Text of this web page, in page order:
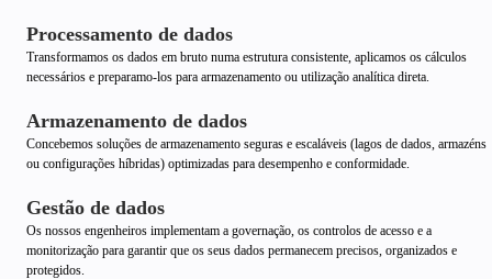
Processamento de dados
Transformamos os dados em bruto numa estrutura consistente, aplicamos os cálculos
necessários e preparamo-los para armazenamento ou utilização analítica direta.
Armazenamento de dados
Concebemos soluções de armazenamento seguras e escaláveis (lagos de dados, armazéns
ou configurações híbridas) optimizadas para desempenho e conformidade.
Gestão de dados
Os nossos engenheiros implementam a governação, os controlos de acesso e a
monitorização para garantir que os seus dados permanecem precisos, organizados e
protegidos.